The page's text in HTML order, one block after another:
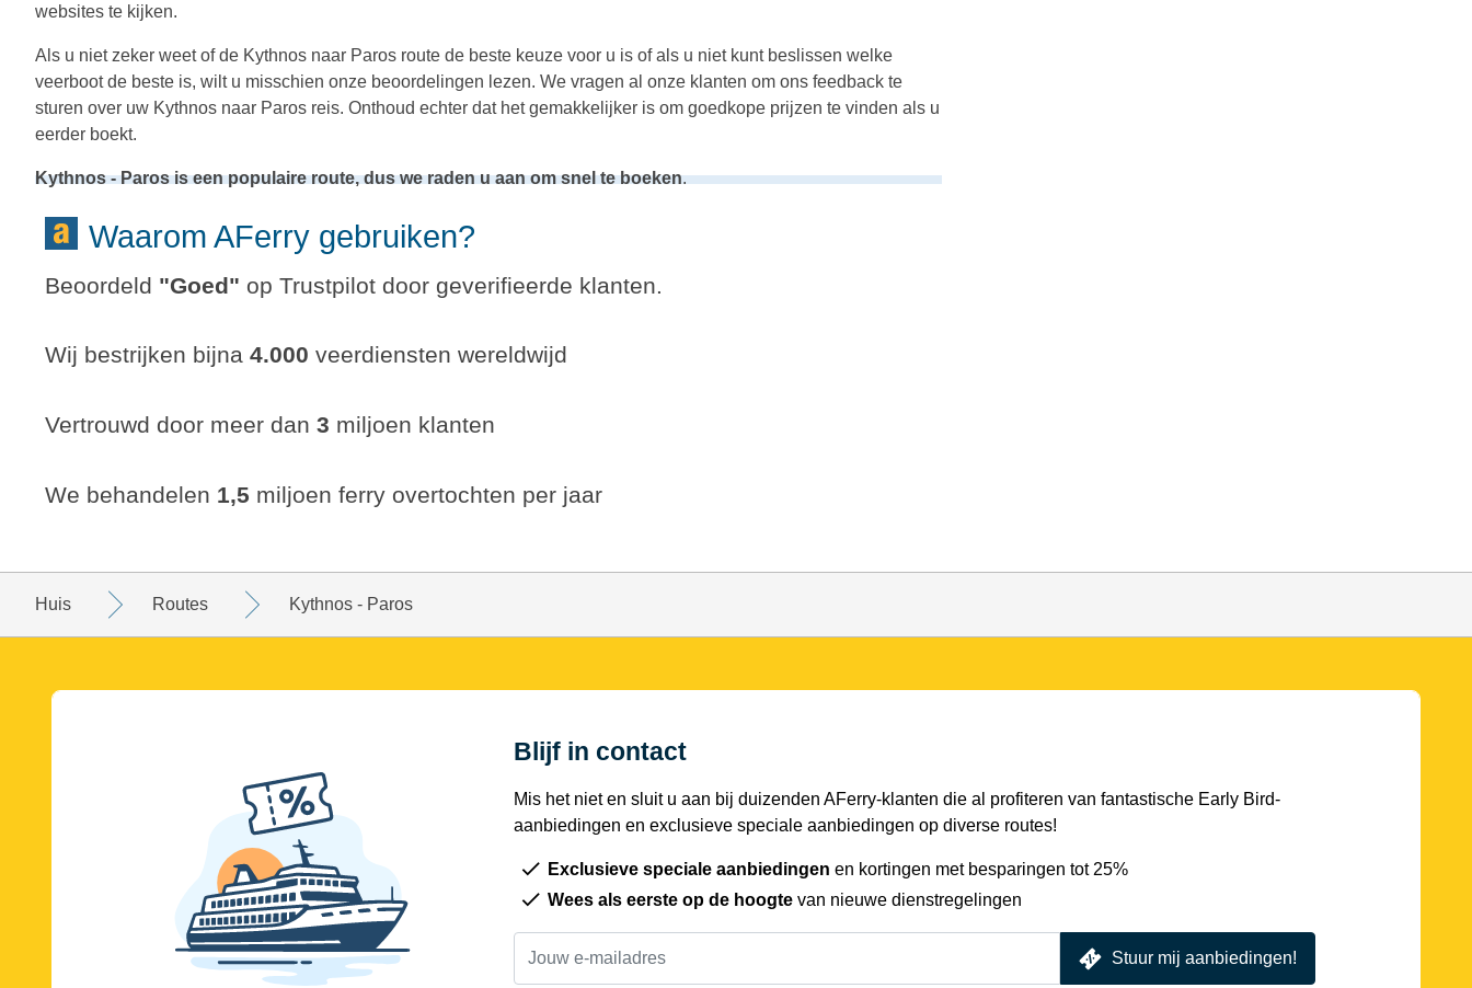
websites te kijken.
Als u niet zeker weet of de Kythnos naar Paros route de beste keuze voor u is of als u niet kunt beslissen welke
veerboot de beste is, wilt u misschien onze beoordelingen lezen. We vragen al onze klanten om ons feedback te
sturen over uw Kythnos naar Paros reis. Onthoud echter dat het gemakkelijker is om goedkope prijzen te vinden als u
eerder boekt.
Kythnos - Paros is een populaire route, dus we raden u aan om snel te boeken.
Waarom AFerry gebruiken?
Beoordeld "Goed" op Trustpilot door geverifieerde klanten.
Wij bestrijken bijna 4.000 veerdiensten wereldwijd
Vertrouwd door meer dan 3 miljoen klanten
We behandelen 1,5 miljoen ferry overtochten per jaar
Huis Routes Kythnos - Paros
Blijf in contact
Mis het niet en sluit u aan bij duizenden AFerry-klanten die al profiteren van fantastische Early Bird-
aanbiedingen en exclusieve speciale aanbiedingen op diverse routes!
Exclusieve speciale aanbiedingen en kortingen met besparingen tot 25%
Wees als eerste op de hoogte van nieuwe dienstregelingen
Stuur mij aanbiedingen!